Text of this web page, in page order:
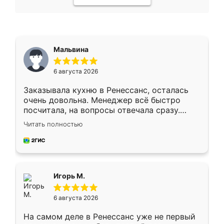
Мальвина
6 августа 2026
Заказывала кухню в Ренессанс, осталась
очень довольна. Менеджер всё быстро
посчитала, на вопросы отвечала сразу.
Замерщик приехал в субботу, подошёл к
делу со всей ответственностью. Собрали
за день, ребята работали аккуратно, даже
Читать полностью
Игорь М.
6 августа 2026
На самом деле в Ренессанс уже не первый